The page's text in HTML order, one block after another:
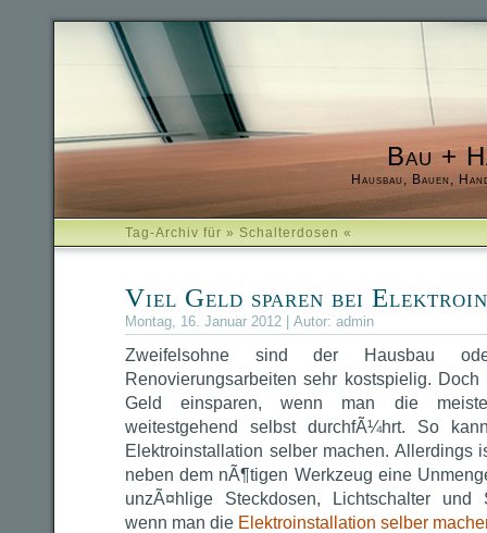
Bau +
Hausbau, Bauen,
Tag-Archiv für » Schalterdosen «
Viel Geld sparen bei
Montag, 16. Januar 2012 | Autor: admin
Zweifelsohne sind der Hausbau
Renovierungsarbeiten sehr kostspielig.
Geld einsparen, wenn man die
weitestgehend selbst durchfÃ¼hrt. So
Elektroinstallation selber machen. Allerdings
neben dem nÃ¶tigen Werkzeug eine
unzÃ¤hlige Steckdosen, Lichtschalter und
wenn man die Elektroinstallation selber